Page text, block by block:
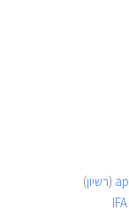
(רשיון)
IFA